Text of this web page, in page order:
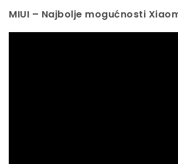
MIUI – Najbolje mogućnosti